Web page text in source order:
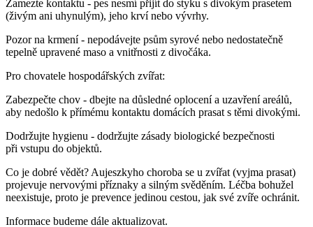
Zamezte kontaktu - pes nesmí přijít do styku s divokým prasetem
(živým ani uhynulým), jeho krví nebo vývrhy.
Pozor na krmení - nepodávejte psům syrové nebo nedostatečně
tepelně upravené maso a vnitřnosti z divočáka.
Pro chovatele hospodářských zvířat:
Zabezpečte chov - dbejte na důsledné oplocení a uzavření areálů,
aby nedošlo k přímému kontaktu domácích prasat s těmi divokými.
Dodržujte hygienu - dodržujte zásady biologické bezpečnosti
při vstupu do objektů.
Co je dobré vědět? Aujeszkyho choroba se u zvířat (vyjma prasat)
projevuje nervovými příznaky a silným svěděním. Léčba bohužel
neexistuje, proto je prevence jedinou cestou, jak své zvíře ochránit.
Informace budeme dále aktualizovat.